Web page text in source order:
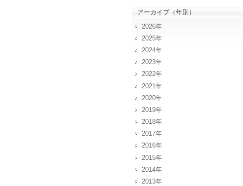
アーカイブ（年別）
2026
2025
2024
2023
2022
2021
2020
2019
2018
2017
2016
2015
2014
2013